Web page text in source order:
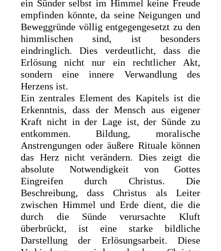
ein Sünder selbst im Himmel keine Freude
empfinden könnte, da seine Neigungen und
Beweggründe völlig entgegengesetzt zu den
himmlischen sind, ist besonders
eindringlich. Dies verdeutlicht, dass die
Erlösung nicht nur ein rechtlicher Akt,
sondern eine innere Verwandlung des
Herzens ist.
Ein zentrales Element des Kapitels ist die
Erkenntnis, dass der Mensch aus eigener
Kraft nicht in der Lage ist, der Sünde zu
entkommen. Bildung, moralische
Anstrengungen oder äußere Rituale können
das Herz nicht verändern. Dies zeigt die
absolute Notwendigkeit von Gottes
Eingreifen durch Christus. Die
Beschreibung, dass Christus als Leiter
zwischen Himmel und Erde dient, die die
durch die Sünde verursachte Kluft
überbrückt, ist eine starke bildliche
Darstellung der Erlösungsarbeit. Diese